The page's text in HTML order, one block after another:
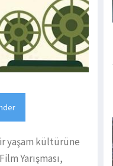
yaşam kültürüne
Yarışması,